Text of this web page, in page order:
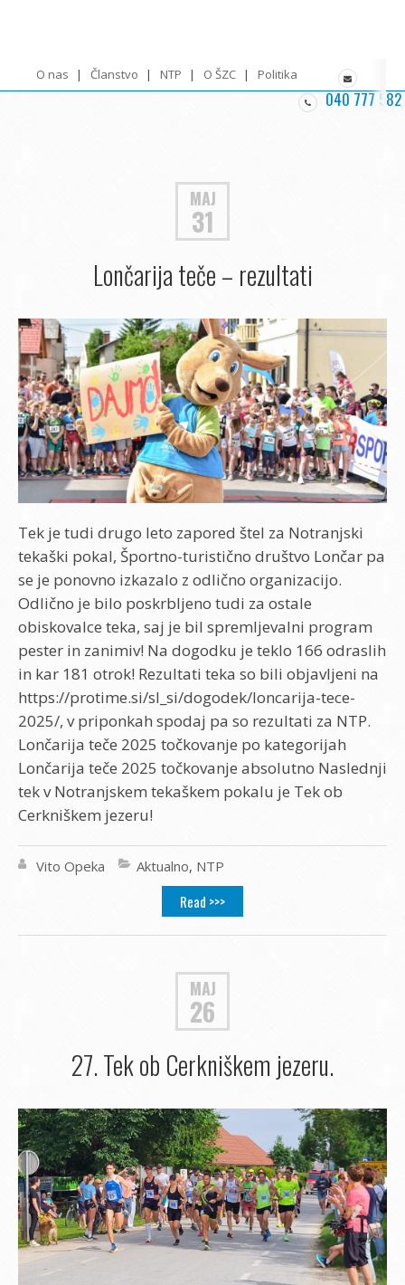
O nas Članstvo NTP O ŠZC Politika zasebnosti
040 777 582
MAJ
31
Lončarija teče – rezultati
Tek je tudi drugo leto zapored štel za Notranjski
tekaški pokal, Športno-turistično društvo Lončar pa
se je ponovno izkazalo z odlično organizacijo.
Odlično je bilo poskrbljeno tudi za ostale
obiskovalce teka, saj je bil spremljevalni program
pester in zanimiv! Na dogodku je teklo 166 odraslih
in kar 181 otrok! Rezultati teka so bili objavljeni na
https://protime.si/sl_si/dogodek/loncarija-tece-
2025/, v priponkah spodaj pa so rezultati za NTP.
Lončarija teče 2025 točkovanje po kategorijah
Lončarija teče 2025 točkovanje absolutno Naslednji
tek v Notranjskem tekaškem pokalu je Tek ob
Cerkniškem jezeru!
Vito Opeka Aktualno, NTP
Read >>>
MAJ
26
27. Tek ob Cerkniškem jezeru.